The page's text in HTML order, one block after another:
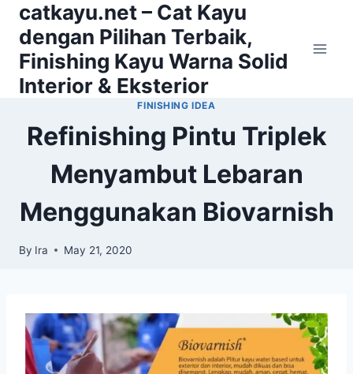
Skip
content
catkayu.net – Cat Kayu
dengan Pilihan Terbaik,
Finishing Kayu Warna Solid
Interior & Eksterior
FINISHING IDEA
Refinishing Pintu Triplek
Menyambut Lebaran
Menggunakan Biovarnish
By Ira May 21, 2020